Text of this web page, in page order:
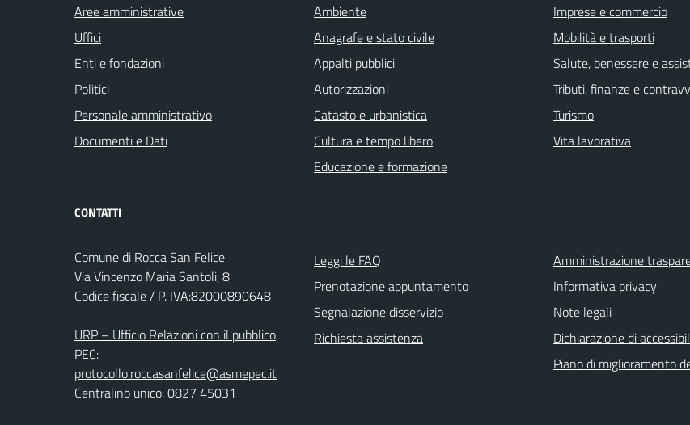
Aree amministrative
Uffici
Enti e fondazioni
Politici
Personale amministrativo
Documenti e Dati
Ambiente
Anagrafe e stato civile
Appalti pubblici
Autorizzazioni
Catasto e urbanistica
Cultura e tempo libero
Educazione e formazione
Imprese e commercio
Mobilità e trasporti
Salute, benessere e
Tributi, finanze e
Turismo
Vita lavorativa
CONTATTI
Comune di Rocca San Felice
Via Vincenzo Maria Santoli, 8
Codice fiscale / P. IVA:82000890648
URP – Ufficio Relazioni con il pubblico
PEC:
protocollo.roccasanfelice@asmepec.it
Centralino unico: 0827 45031
Leggi le FAQ
Prenotazione appuntamento
Segnalazione disservizio
Richiesta assistenza
Amministrazione
Informativa privacy
Note legali
Dichiarazione di
Piano di miglioramento